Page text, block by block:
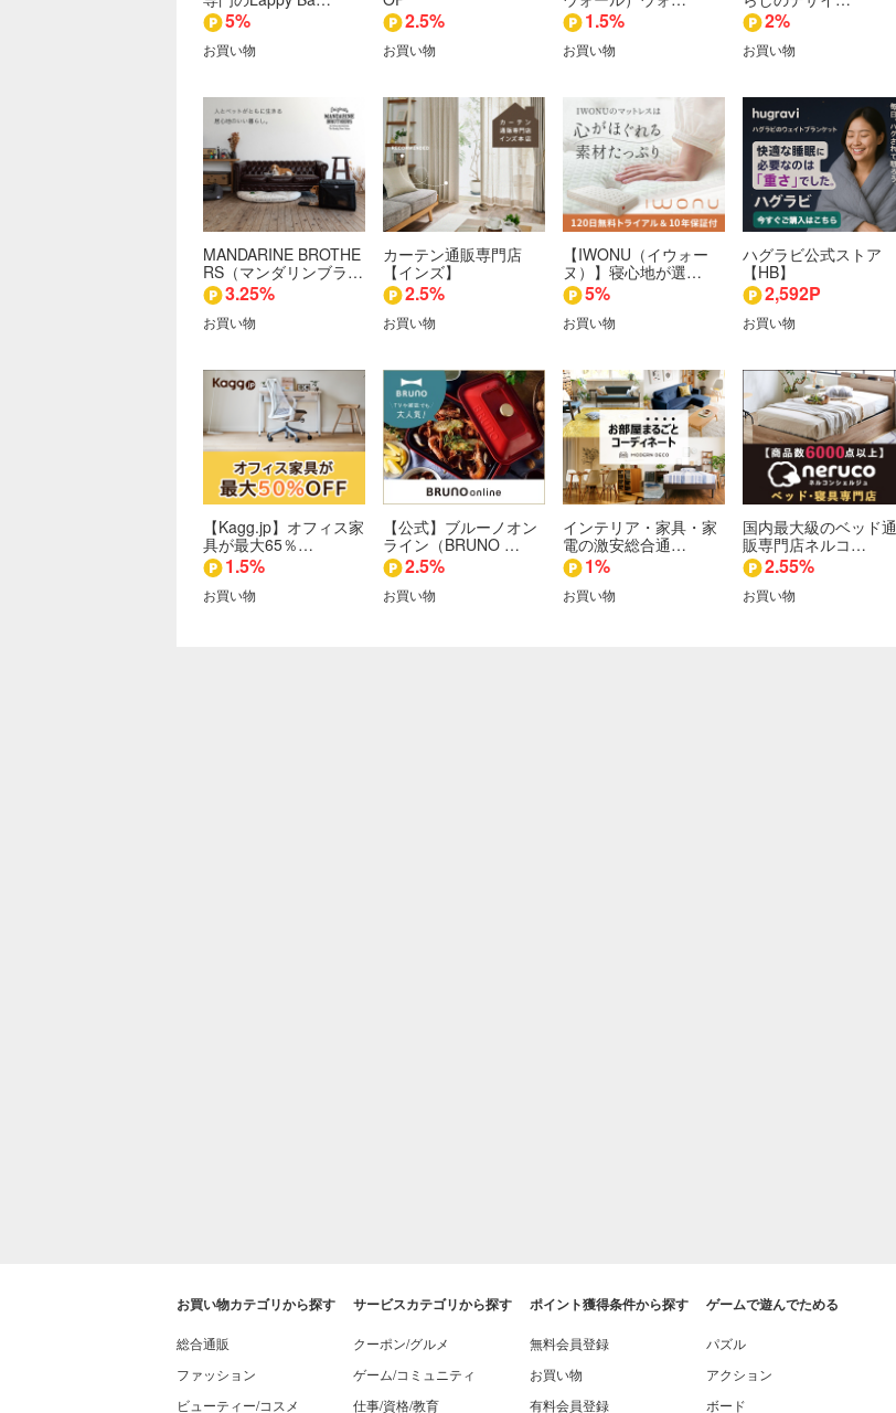
5%
お買い物
2.5%
お買い物
1.5%
お買い物
2%
お買い物
MANDARINE BROTHE
RS（マンダリンブラ…
3.25%
お買い物
カーテン通販専門店
【インズ】
2.5%
お買い物
【IWONU（イウォー
ヌ）】寝心地が選…
5%
お買い物
ハグラビ公式ストア
【HB】
2,592P
お買い物
【Kagg.jp】オフィス家
具が最大65％…
1.5%
お買い物
【公式】ブルーノオン
ライン（BRUNO …
2.5%
お買い物
インテリア・家具・家
電の激安総合通…
1%
お買い物
国内最大級のベッド通
販専門店ネルコ…
2.55%
お買い物
お買い物カテゴリから探す
総合通販
ファッション
ビューティー/コスメ
サービスカテゴリから探す
クーポン/グルメ
ゲーム/コミュニティ
仕事/資格/教育
ポイント獲得条件から探す
無料会員登録
お買い物
有料会員登録
ゲームで遊んでためる
パズル
アクション
ボード